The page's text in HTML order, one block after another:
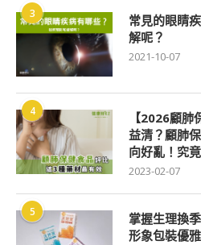
3
常見的眼睛
解呢？
2021-10-07
4
【2026顧
益清？顧肺
向好亂！究
2023-02-07
5
掌握生理換
形象包裝優